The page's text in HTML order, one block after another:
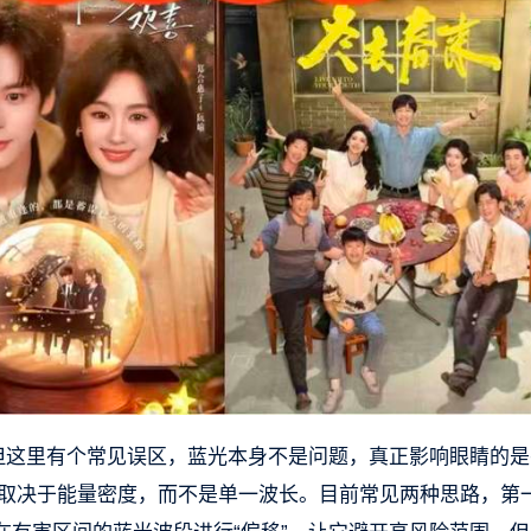
里有个常见误区，蓝光本身不是问题，真正影响眼睛的
决于能量密度，而不是单一波长。目前常见两种思路，第